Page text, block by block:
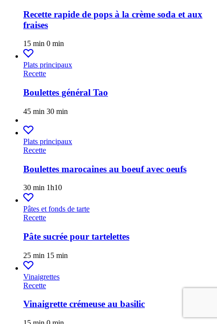
Recette rapide de pops à la crème soda et aux
fraises
15 min 0 min
Plats principaux
Recette
Boulettes général Tao
45 min 30 min
Plats principaux
Recette
Boulettes marocaines au boeuf avec oeufs
30 min 1h10
Pâtes et fonds de tarte
Recette
Pâte sucrée pour tartelettes
25 min 15 min
Vinaigrettes
Recette
Vinaigrette crémeuse au basilic